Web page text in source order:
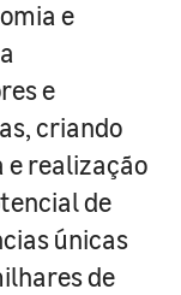
e
e
criando
e realização
de
únicas
de